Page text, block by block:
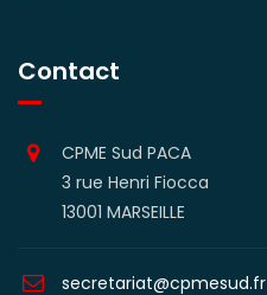
Contact
CPME Sud PACA
3 rue Henri Fiocca
13001 MARSEILLE
secretariat@cpmesud.fr